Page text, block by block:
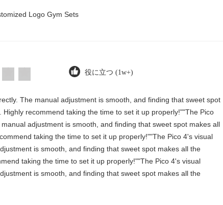
Logo Gym Sets
役に立つ (1w+)
The manual adjustment is smooth, and finding that sweet spot
recommend taking the time to set it up properly!""The Pico
adjustment is smooth, and finding that sweet spot makes all
taking the time to set it up properly!""The Pico 4's visual
is smooth, and finding that sweet spot makes all the
taking the time to set it up properly!""The Pico 4's visual
is smooth, and finding that sweet spot makes all the